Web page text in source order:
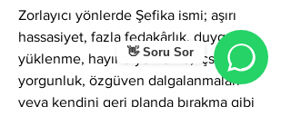
👋 Soru Sor
Zorlayıcı yönlerde Şefika ismi; aşırı
hassasiyet, fazla fedakârlık, duygusal
yüklenme, hayır diyememe, içsel
yorgunluk, özgüven dalgalanmaları
veya kendini geri planda bırakma gibi